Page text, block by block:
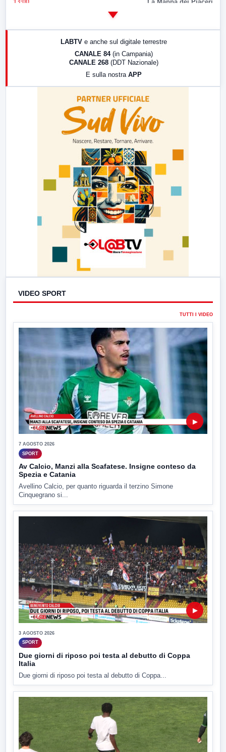
13:00 La Mappa dei Piaceri
LABTV e anche sul digitale terrestre
CANALE 84 (in Campania)
CANALE 268 (DDT Nazionale)
E sulla nostra APP
VIDEO SPORT
TUTTI I VIDEO
▶
7 AGOSTO 2026
SPORT
Av Calcio, Manzi alla Scafatese. Insigne conteso da
Spezia e Catania
Avellino Calcio, per quanto riguarda il terzino Simone
Cinquegrano si...
▶
3 AGOSTO 2026
SPORT
Due giorni di riposo poi testa al debutto di Coppa
Italia
Due giorni di riposo poi testa al debutto di Coppa...